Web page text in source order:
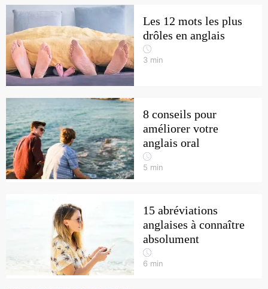
Les 12 mots les plus
drôles en anglais
3 min
8 conseils pour
améliorer votre
anglais oral
5 min
15 abréviations
anglaises à connaître
absolument
6 min